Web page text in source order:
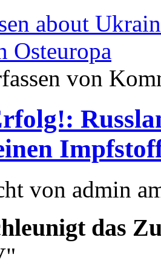
about
Osteuropa
von
von admin
das